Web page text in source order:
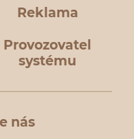
Reklama
Provozovatel
systému
nás